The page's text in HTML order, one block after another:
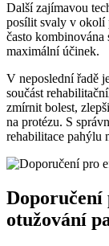
Další zajímavou
posílit svaly v okolí
často
maximální účinek.
V neposlední řadě
součást
zmírnit bolest,
na protézu. S
rehabilitace pahýlu
otužování